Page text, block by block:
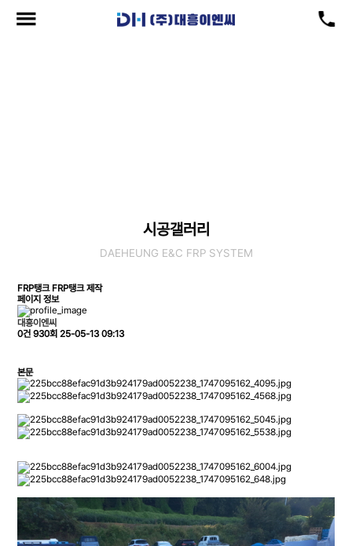
시공갤러리
DAEHEUNG E&C FRP SYSTEM
FRP탱크 FRP탱크 제작
페이지 정보
대흥이엔씨
0건 930회 25-05-13 09:13
본문